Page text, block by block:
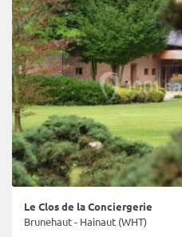
Le Clos de la Conciergerie
Brunehaut - Hainaut (WHT)